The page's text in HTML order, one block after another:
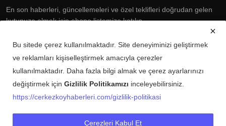
En son haberleri, güncellemeleri ve özel teklifleri doğrudan gelen
kutunuza almak için abone listemize katılın
Subscribe
Copyright © 2025 Çerkezköy Haberleri Tüm Hakları Saklıdır.
Künye Şartlar ve Koşullar Gizlilik Politikası İletişim
Bu sitede çerez kullanılmaktadır. Site deneyiminizi geliştirmek
ve reklamları kişiselleştirmek amacıyla çerezler
kullanılmaktadır. Daha fazla bilgi almak ve çerez ayarlarınızı
değiştirmek için Gizlilik Politikamızı inceleyebilirsiniz.
https://cerkezkoyhaberleri.com/gizlilik-politikasi
Çerezleri Kabul Et